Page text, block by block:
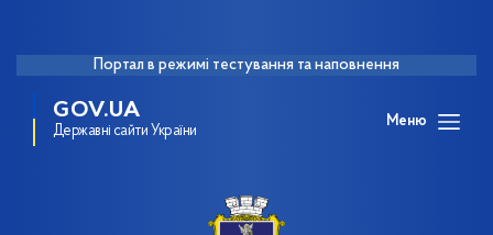
Портал в режимі тестування та наповнення
GOV.UA
Державні сайти України
Меню